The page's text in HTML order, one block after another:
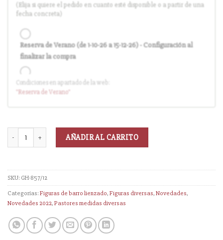
(Elija si quiere el pedido en cuanto esté disponible o a partir de una
fecha concreta)
Reserva de Verano (de 1-10-26 a 15-12-26) - Configuración al
finalizar la compra
Entrega en cuanto el pedido esté disponible (sin descuento)
Condiciones en apartado de la web:
"Reservade Verano"
AÑADIR AL CARRITO
SKU: GH-857/12
Categorías:Figuras de barro lienzado,Figuras diversas,Novedades,
Novedades 2022,Pastores medidas diversas